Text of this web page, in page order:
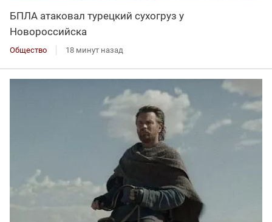
БПЛА атаковал турецкий сухогруз у
Новороссийска
Общество 18 минут назад